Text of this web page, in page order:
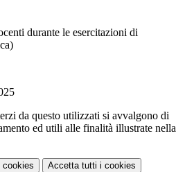
durante le esercitazioni di
da questo utilizzati si avvalgono di
ed utili alle finalità illustrate nella
cookies Accetta tutti i cookies